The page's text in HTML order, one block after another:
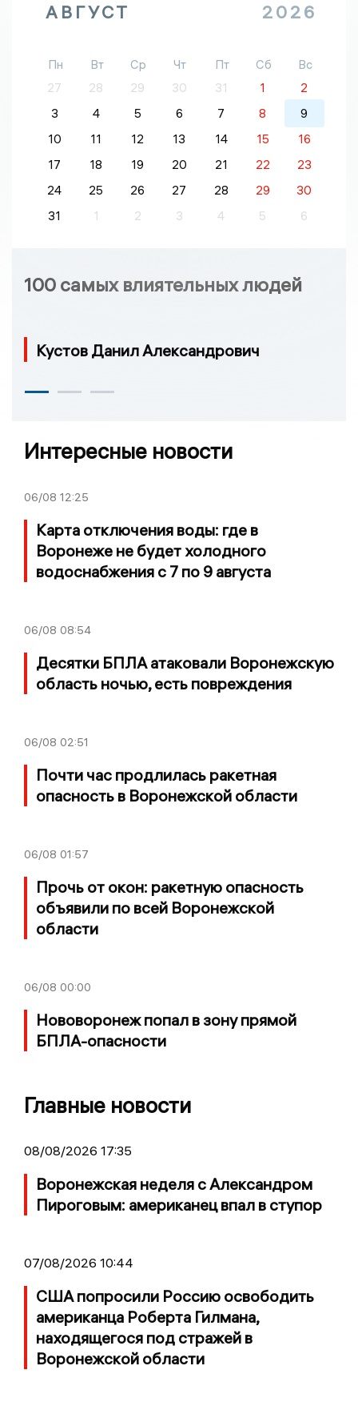
АВГУСТ 2026
Пн Вт Ср Чт Пт Сб
Вс
27
28 29 30 31 1
2
3
4 5 6 7 8
9
10
11 12 13 14 15
16
17
18 19 20 21 22
23
24
25 26 27 28 29
30
31
1 2 3 4 5 6
100 самых влиятельных людей
Кустов Данил Александрович
Интересные новости
06/08 12:25
Карта отключения воды: где в
Воронеже не будет холодного
водоснабжения с 7 по 9 августа
06/08 08:54
Десятки БПЛА атаковали Воронежскую
область ночью, есть повреждения
06/08 02:51
Почти час продлилась ракетная
опасность в Воронежской области
06/08 01:57
Прочь от окон: ракетную опасность
объявили по всей Воронежской
области
06/08 00:00
Нововоронеж попал в зону прямой
БПЛА-опасности
Главные новости
08/08/2026 17:35
Воронежская неделя с Александром
Пироговым: американец впал в ступор
07/08/2026 10:44
США попросили Россию освободить
американца Роберта Гилмана,
находящегося под стражей в
Воронежской области